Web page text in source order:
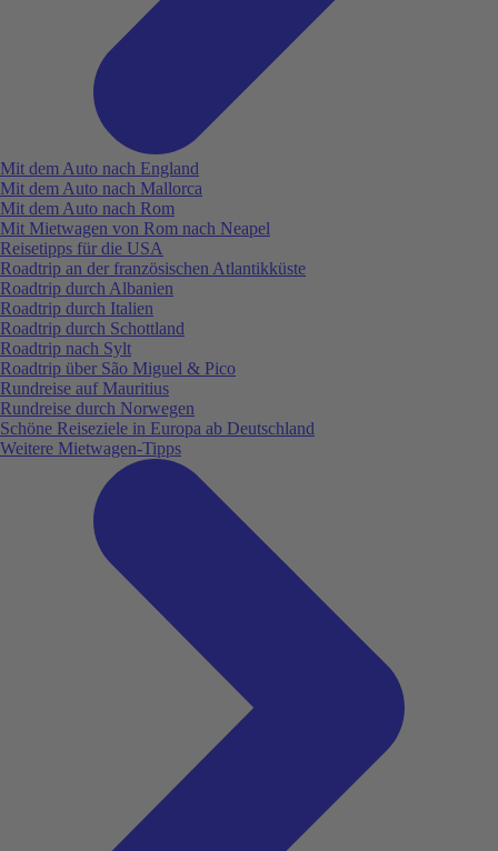
Mit dem Auto nach England
Mit dem Auto nach Mallorca
Mit dem Auto nach Rom
Mit Mietwagen von Rom nach Neapel
Reisetipps für die USA
Roadtrip an der französischen Atlantikküste
Roadtrip durch Albanien
Roadtrip durch Italien
Roadtrip durch Schottland
Roadtrip nach Sylt
Roadtrip über São Miguel & Pico
Rundreise auf Mauritius
Rundreise durch Norwegen
Schöne Reiseziele in Europa ab Deutschland
Weitere Mietwagen-Tipps